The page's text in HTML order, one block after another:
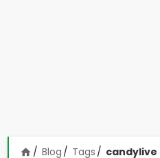
home Blog Tags candylive